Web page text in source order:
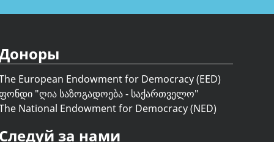
European Endowment for Democracy (EED)
"ღია საზოგადოება - საქართველო"
National Endowment for Democracy (NED)
Следуй за нами